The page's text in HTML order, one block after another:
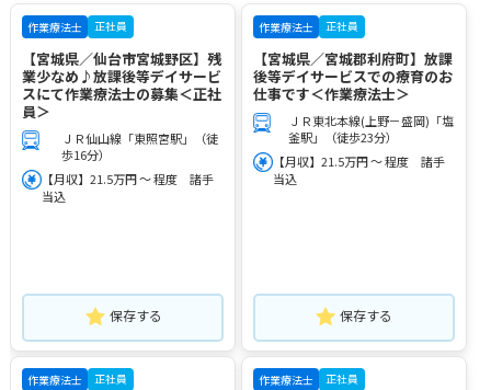
作業療法士 正社員
【宮城県／仙台市宮城野区】残
業少なめ♪放課後等デイサービ
スにて作業療法士の募集＜正社
員＞
ＪＲ仙山線「東照宮駅」（徒
歩16分）
【月収】21.5万円 ～ 程度 諸手
当込
保存する
作業療法士 正社員
【宮城県／宮城郡利府町】放課
後等デイサービスでの療育のお
仕事です＜作業療法士＞
ＪＲ東北本線(上野－盛岡)「塩
釜駅」（徒歩23分）
【月収】21.5万円 ～ 程度 諸手
当込
保存する
作業療法士 正社員 作業療法士 正社員